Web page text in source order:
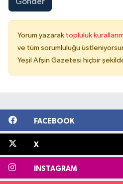
Yorum yazarak topluluk
ve tüm sorumluluğu
Yeşil Afşin Gazetesi hiçbir
FACEBOOK
X
INSTAGRAM